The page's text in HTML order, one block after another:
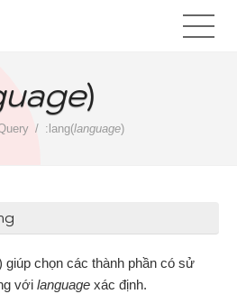
)
:lang(language)
giúp chọn các thành phần có sử
với language xác định.